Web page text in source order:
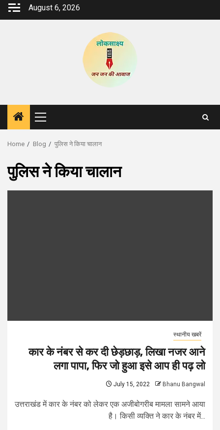
Skip
August 6, 2026
Primary
Menu
Home Blog पुलिस ने किया चालान
पुलिस ने किया चालान
स्थानीय खबरें
कार के नंबर से कर दी छेड़छाड़, लिखा नजर आने
लगा पापा, फिर जो हुआ इसे आप ही पढ़ लो
July 15, 2022 Bhanu Bangwal
उत्तराखंड में कार के नंबर को लेकर एक अजीबोगरीब मामला सामने आया
है। किसी व्यक्ति ने कार के नंबर में...